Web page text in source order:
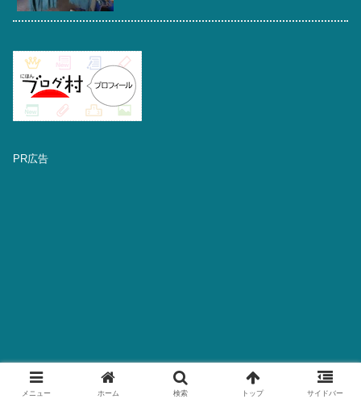
PR広告
メニュー ホーム 検索 トップ サイドバー